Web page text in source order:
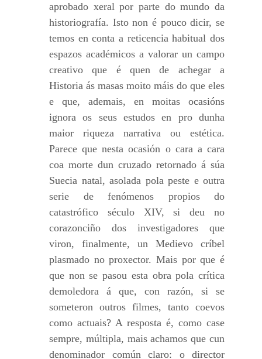
aprobado xeral por parte do mundo da
historiografía. Isto non é pouco dicir, se
temos en conta a reticencia habitual dos
espazos académicos a valorar un campo
creativo que é quen de achegar a
Historia ás masas moito máis do que eles
e que, ademais, en moitas ocasións
ignora os seus estudos en pro dunha
maior riqueza narrativa ou estética.
Parece que nesta ocasión o cara a cara
coa morte dun cruzado retornado á súa
Suecia natal, asolada pola peste e outra
serie de fenómenos propios do
catastrófico século XIV, si deu no
corazonciño dos investigadores que
viron, finalmente, un Medievo críbel
plasmado no proxector. Mais por que é
que non se pasou esta obra pola crítica
demoledora á que, con razón, si se
someteron outros filmes, tanto coevos
como actuais? A resposta é, como case
sempre, múltipla, mais achamos que cun
denominador común claro: o director